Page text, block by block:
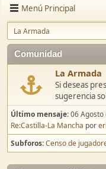
Menú Principal
La Armada
Comunidad
La Armada
Si deseas
sugerencia
Último mensaje:06 Agosto
Re:Castilla-La Mancha por
Subforos Censo de